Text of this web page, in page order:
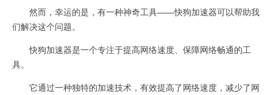
然而，幸运的是，有一种神奇工具——快狗加速器可以帮助我
们解决这个问题。
快狗加速器是一个专注于提高网络速度、保障网络畅通的工
具。
它通过一种独特的加速技术，有效提高了网络速度，减少了网